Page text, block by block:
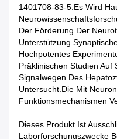
1401708-83-5.Es Wird
Der Förderung Der
Unterstützung
Hochpotentes
Präklinischen Studien Auf
Signalwegen Des
Untersucht.die Mit
Funktionsmechanismen
Dieses Produkt Ist
Laborforschungszwecke